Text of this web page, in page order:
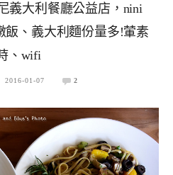
義大利餐廳公益店，nini
飯、義大利麵份量多!葷素
、wifi
2016-01-07 2